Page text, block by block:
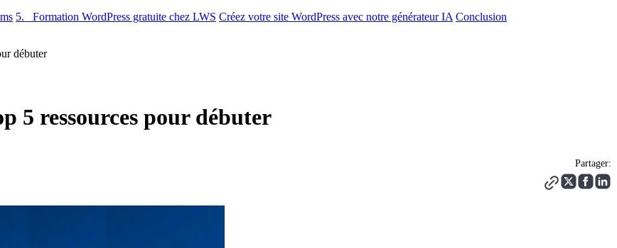
5. Formation WordPress gratuite chez LWS Créez votre site WordPress avec notre générateur IA Conclusion
débuter
5 ressources pour débuter
Partager: